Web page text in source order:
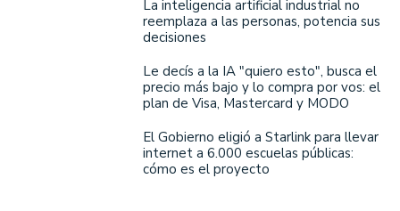
La inteligencia artificial industrial no
reemplaza a las personas, potencia sus
decisiones
Le decís a la IA "quiero esto", busca el
precio más bajo y lo compra por vos: el
plan de Visa, Mastercard y MODO
El Gobierno eligió a Starlink para llevar
internet a 6.000 escuelas públicas:
cómo es el proyecto